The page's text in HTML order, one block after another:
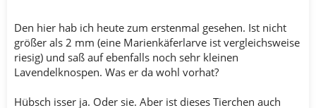
Den hier hab ich heute zum erstenmal gesehen. Ist nicht
größer als 2 mm (eine Marienkäferlarve ist vergleichsweise
riesig) und saß auf ebenfalls noch sehr kleinen
Lavendelknospen. Was er da wohl vorhat?
Hübsch isser ja. Oder sie. Aber ist dieses Tierchen auch